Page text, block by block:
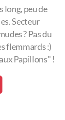
long, peu de
Secteur
? Pas du
flemmards :)
Papillons" !